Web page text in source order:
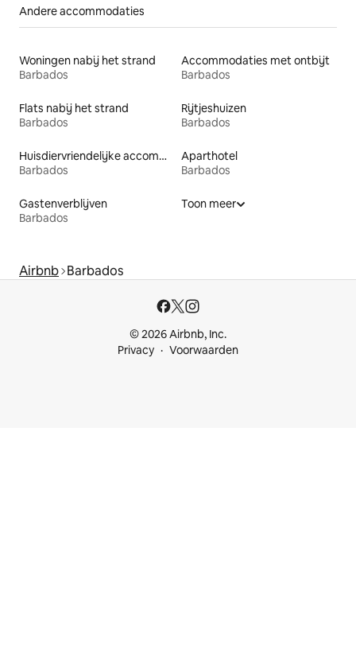
Andere accommodaties
Woningen nabij het strand
Barbados
Accommodaties met ontbijt
Barbados
Flats nabij het strand
Barbados
Rijtjeshuizen
Barbados
Huisdiervriendelijke accommodaties
Barbados
Aparthotel
Barbados
Gastenverblijven
Barbados
Toon meer
Airbnb Barbados
© 2026 Airbnb, Inc.
Privacy
Voorwaarden